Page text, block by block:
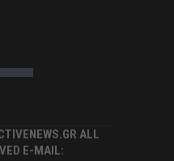
ALL
E-MAIL: